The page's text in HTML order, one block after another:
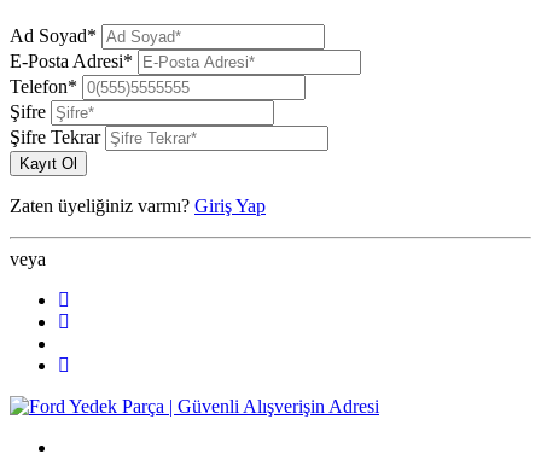
Ad Soyad*
E-Posta Adresi*
Telefon*
Şifre
Şifre Tekrar
Kayıt Ol
Zaten üyeliğiniz varmı? Giriş Yap
veya